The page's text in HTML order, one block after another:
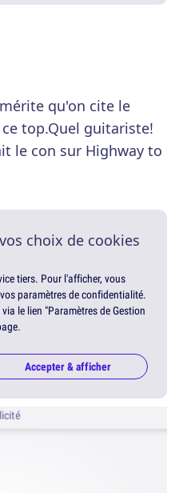
qu'on cite le
top.Quel guitariste!
le con sur Highway to
choix de cookies
tiers. Pour l'afficher, vous
paramètres de confidentialité.
le lien "Paramètres de Gestion
Accepter & afficher